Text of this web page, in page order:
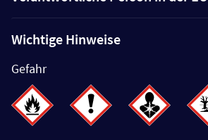
Wichtige Hinweise
Gefahr